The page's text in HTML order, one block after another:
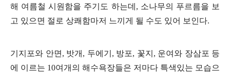
해 여름철 시원함을 주기도 하는데, 소나무의 푸르름을 보
고 있으면 절로 상쾌함마저 느끼게 될 수도 있어 보인다.
기지포와 안면, 밧개, 두에기, 방포, 꽃지, 운여와 장삼포 등
에 이르는 10여개의 해수욕장들은 저마다 특색있는 모습으